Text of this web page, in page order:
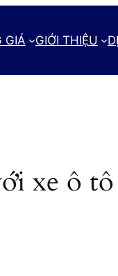
GIÁ GIỚI THIỆU
xe ô